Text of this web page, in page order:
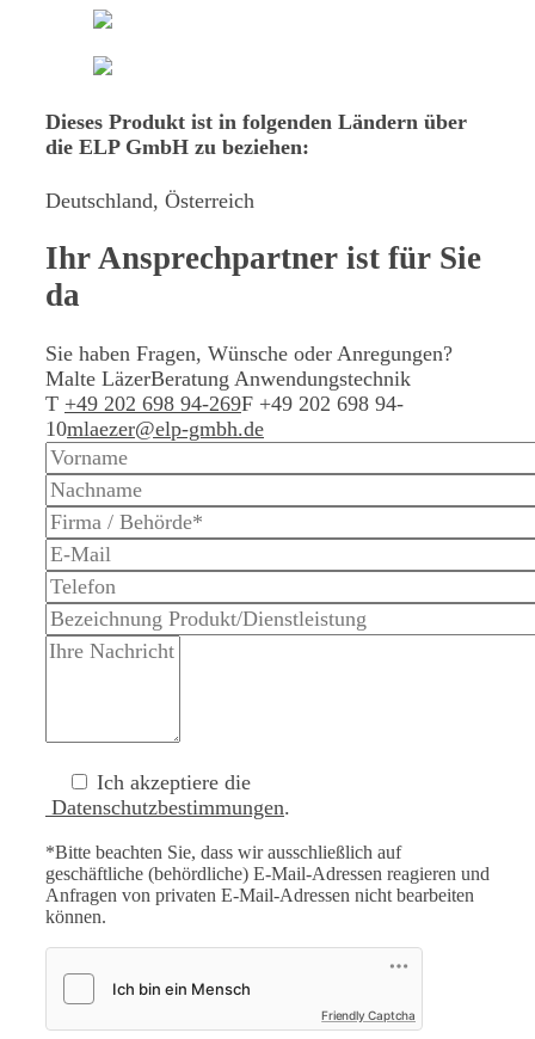
Dieses Produkt ist in folgenden Ländern über
die ELP GmbH zu beziehen:
Deutschland, Österreich
Ihr Ansprechpartner ist für Sie
da
Sie haben Fragen, Wünsche oder Anregungen?
Malte LäzerBeratung Anwendungstechnik
T +49 202 698 94-269F +49 202 698 94-
10mlaezer@elp-gmbh.de
Ich akzeptiere die
Datenschutzbestimmungen.
*Bitte beachten Sie, dass wir ausschließlich auf
geschäftliche (behördliche) E-Mail-Adressen reagieren und
Anfragen von privaten E-Mail-Adressen nicht bearbeiten
können.
Friendly Captcha